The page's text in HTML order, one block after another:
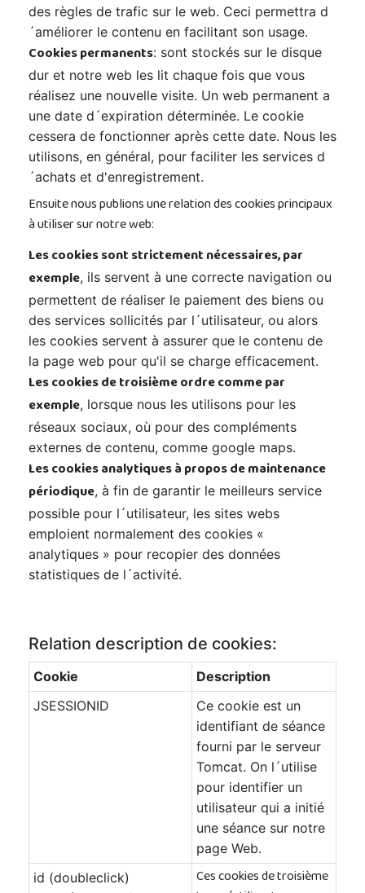
des règles de trafic sur le web. Ceci permettra d
´améliorer le contenu en facilitant son usage.
Cookies permanents: sont stockés sur le disque
dur et notre web les lit chaque fois que vous
réalisez une nouvelle visite. Un web permanent a
une date d´expiration déterminée. Le cookie
cessera de fonctionner après cette date. Nous les
utilisons, en général, pour faciliter les services d
´achats et d'enregistrement.
Ensuite nous publions une relation des cookies principaux
à utiliser sur notre web:
Les cookies sont strictement nécessaires, par
exemple, ils servent à une correcte navigation ou
permettent de réaliser le paiement des biens ou
des services sollicités par l´utilisateur, ou alors
les cookies servent à assurer que le contenu de
la page web pour qu'il se charge efficacement.
Les cookies de troisième ordre comme par
exemple, lorsque nous les utilisons pour les
réseaux sociaux, où pour des compléments
externes de contenu, comme google maps.
Les cookies analytiques à propos de maintenance
périodique, à fin de garantir le meilleurs service
possible pour l´utilisateur, les sites webs
emploient normalement des cookies «
analytiques » pour recopier des données
statistiques de l´activité.
Relation description de cookies:
Cookie
Description
JSESSIONID
Ce cookie est un
identifiant de séance
fourni par le serveur
Tomcat. On l´utilise
pour identifier un
utilisateur qui a initié
une séance sur notre
page Web.
id (doubleclick)
Ces cookies de troisième